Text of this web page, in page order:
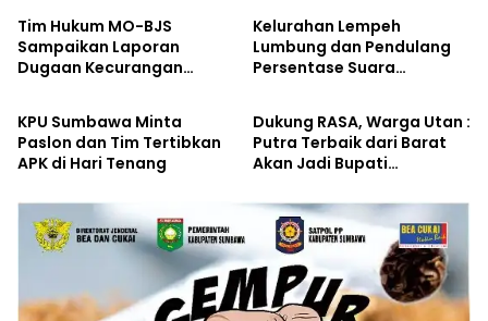
Tim Hukum MO-BJS
Sampaikan Laporan
Dugaan Kecurangan
Kelurahan Lempeh
Lumbung dan Pendulang
Persentase Suara
Kabar Pilkada
KPU Sumbawa Minta
Paslon dan Tim Tertibkan
APK di Hari Tenang
Kabar Pilkada
Dukung RASA, Warga Utan :
Putra Terbaik dari Barat
Akan Jadi Bupati